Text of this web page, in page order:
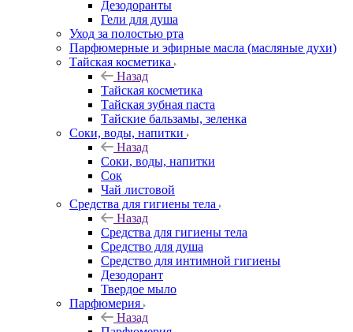
Дезодоранты
Гели для душа
Уход за полостью рта
Парфюмерные и эфирные масла (масляные духи)
Тайская косметика
Назад
Тайская косметика
Тайская зубная паста
Тайские бальзамы, зеленка
Соки, воды, напитки
Назад
Соки, воды, напитки
Сок
Чай листовой
Средства для гигиены тела
Назад
Средства для гигиены тела
Средство для душа
Средство для интимной гигиены
Дезодорант
Твердое мыло
Парфюмерия
Назад